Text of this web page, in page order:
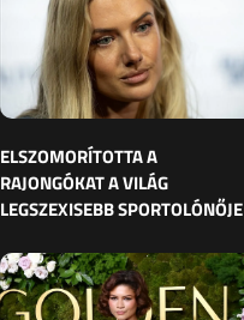
ELSZOMORÍTOTTA A
RAJONGÓKAT A VILÁG
LEGSZEXISEBB SPORTOLÓNŐJE